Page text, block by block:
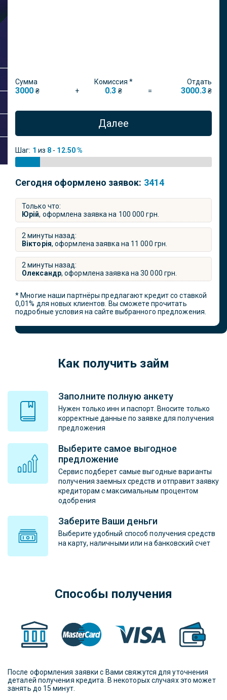
Сумма Комиссия * Отдать
3000 ₴ + 0.3 ₴ = 3000.3₴
Далее
Шаг: 1 из 8 - 12.50 %
Сегодня оформлено заявок: 3414
Только что:
Юрій, оформлена заявка на 100 000 грн.
2 минуты назад:
Вікторія, оформлена заявка на 11 000 грн.
2 минуты назад:
Олександр, оформлена заявка на30 000 грн.
* Многие наши партнёры предлагают кредит со ставкой
0,01% для новых клиентов. Вы сможете прочитать
подробные условия на сайте выбранного предложения.
Как получить займ
Заполните полную анкету
Нужен только инн и паспорт. Вносите только
корректные данные по заявке для получения
предложения
Выберите самое выгодное
предложение
Сервис подберет самые выгодные варианты
получения заемных средств и отправит заявку
кредиторам с максимальным процентом
одобрения
Заберите Ваши деньги
Выберите удобный способ получения средств
на карту, наличными или на банковский счет
Способы получения
После оформления заявки с Вами свяжутся для уточнения
деталей получения кредита. В некоторых случаях это может
занять до 15 минут.